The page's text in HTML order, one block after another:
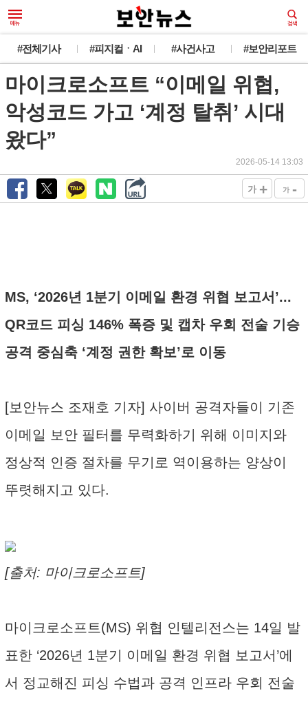
#전체기사 #피지컬ㆍAI #사건사고 #보안리포트
마이크로소프트 “이메일 위협,
악성코드 가고 ‘계정 탈취’ 시대
왔다”
2026-05-14 13:03
가 + 가 -
MS, ‘2026년 1분기 이메일 환경 위협 보고서’...
QR코드 피싱 146% 폭증 및 캡차 우회 전술 기승
공격 중심축 ‘계정 권한 확보’로 이동
[보안뉴스 조재호 기자] 사이버 공격자들이 기존
이메일 보안 필터를 무력화하기 위해 이미지와
정상적 인증 절차를 무기로 역이용하는 양상이
뚜렷해지고 있다.
[출처: 마이크로소프트]
마이크로소프트(MS) 위협 인텔리전스는 14일 발
표한 ‘2026년 1분기 이메일 환경 위협 보고서’에
서 정교해진 피싱 수법과 공격 인프라 우회 전술